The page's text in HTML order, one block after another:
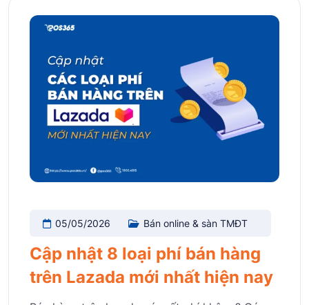
05/05/2026 Bán online & sàn TMĐT
Cập nhật 8 loại phí bán hàng
trên Lazada mới nhất hiện nay